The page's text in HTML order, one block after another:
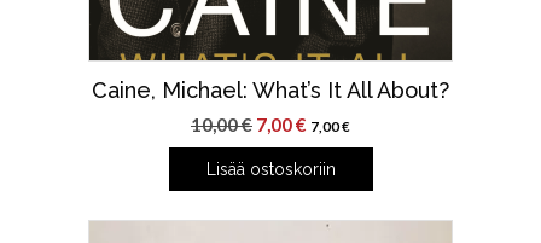
Caine, Michael: What’s It All About?
10,00€ Alkuperäinen
hinta
oli:
7,00€ Nykyinen
hinta
on:
7,00€
Lisää ostoskoriin